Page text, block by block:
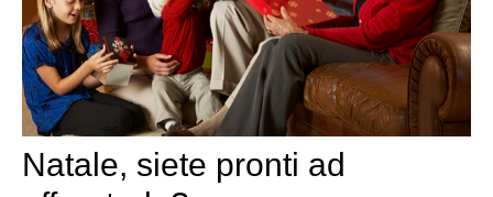
Natale, siete pronti ad